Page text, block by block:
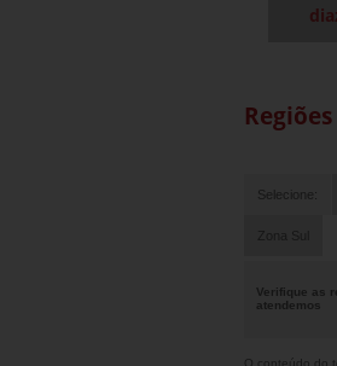
Selecione:
Zona Sul
Verifique as
atendemos
O conteúdo do